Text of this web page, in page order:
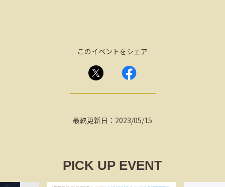
このイベントをシェア
最終更新日：2023/05/15
PICK UP EVENT